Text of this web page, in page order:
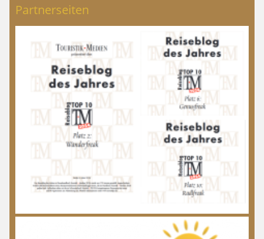
Partnerseiten